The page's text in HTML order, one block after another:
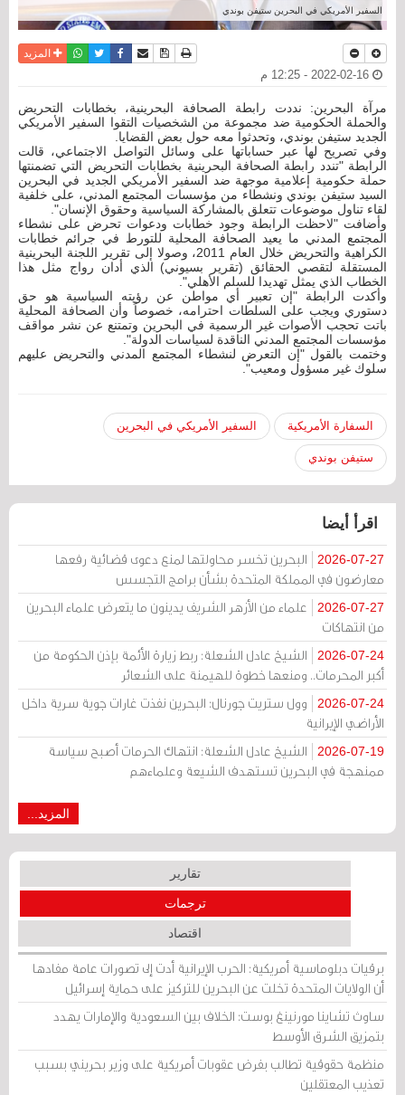
السفير الأمريكي في البحرين ستيفن بوندي
نسخة للطباعة
حفظ الموضوع
أرسل الى صديق
فيسبوكتويترواتسابالمزيد
مرآة البحرين: نددت رابطة الصحافة البحرينية، بخطابات التحريض
والحملة الحكومية ضد مجموعة من الشخصيات التقوا السفير الأمريكي
الجديد ستيفن بوندي، وتحدثوا معه حول بعض القضايا.
وفي تصريح لها عبر حساباتها على وسائل التواصل الاجتماعي، قالت
الرابطة "تندد رابطة الصحافة البحرينية بخطابات التحريض التي تضمنتها
حملة حكومية إعلامية موجهة ضد السفير الأمريكي الجديد في البحرين
السيد ستيفن بوندي ونشطاء من مؤسسات المجتمع المدني، على خلفية
لقاء تناول موضوعات تتعلق بالمشاركة السياسية وحقوق الإنسان".
وأضافت "لاحظت الرابطة وجود خطابات ودعوات تحرض على نشطاء
المجتمع المدني ما يعيد الصحافة المحلية للتورط في جرائم خطابات
الكراهية والتحريض خلال العام 2011، وصولا إلى تقرير اللجنة البحرينية
المستقلة لتقصي الحقائق (تقرير بسيوني) الذي أدان رواج مثل هذا
الخطاب الذي يمثل تهديدا للسلم الأهلي".
وأكدت الرابطة "إن تعبير أي مواطن عن رؤيته السياسية هو حق
دستوري ويجب على السلطات احترامه، خصوصاً وأن الصحافة المحلية
باتت تحجب الأصوات غير الرسمية في البحرين وتمتنع عن نشر مواقف
مؤسسات المجتمع المدني الناقدة لسياسات الدولة".
وختمت بالقول "إن التعرض لنشطاء المجتمع المدني والتحريض عليهم
سلوك غير مسؤول ومعيب".
السفارة الأمريكية السفير الأمريكي في البحرين
ستيفن بوندي
اقرأ أيضا
2026-07-27
البحرين تخسر محاولتها لمنع دعوى قضائية رفعها
معارضون في المملكة المتحدة بشأن برامج التجسس
2026-07-27
علماء من الأزهر الشريف يدينون ما يتعرض علماء البحرين
من انتهاكات
2026-07-24
الشيخ عادل الشعلة: ربط زيارة الأئمة بإذن الحكومة من
أكبر المحرمات.. ومنعها خطوة للهيمنة على الشعائر
2026-07-24
وول ستريت جورنال: البحرين نفذت غارات جوية سرية داخل
الأراضي الإيرانية
2026-07-19
الشيخ عادل الشعلة: انتهاك الحرمات أصبح سياسة
ممنهجة في البحرين تستهدف الشيعة وعلماءهم
المزيد...
تقارير
ترجمات
اقتصاد
برقيات دبلوماسية أمريكية: الحرب الإيرانية أدت إلى تصورات عامة مفادها
أن الولايات المتحدة تخلت عن البحرين للتركيز على حماية إسرائيل
ساوث تشاينا مورنينغ بوست: الخلاف بين السعودية والإمارات يهدد
بتمزيق الشرق الأوسط
منظمة حقوقية تطالب بفرض عقوبات أمريكية على وزير بحريني بسبب
تعذيب المعتقلين